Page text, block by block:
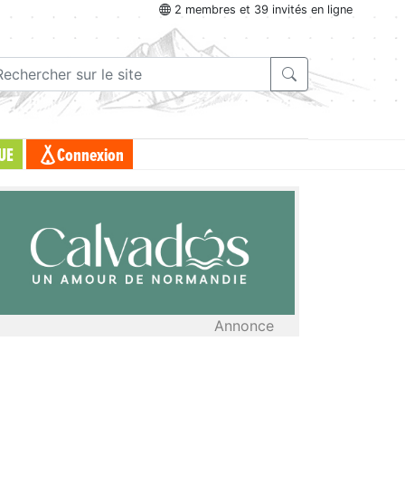
2 membres et 39 invités en ligne
Connexion
Annonce